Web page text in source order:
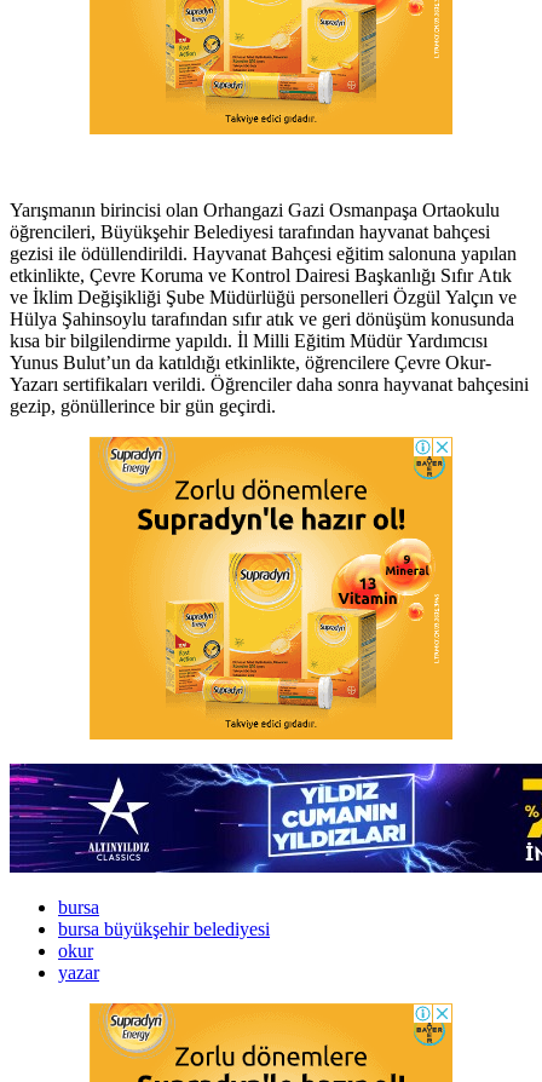
Yarışmanın birincisi olan Orhangazi Gazi Osmanpaşa Ortaokulu
öğrencileri, Büyükşehir Belediyesi tarafından hayvanat bahçesi
gezisi ile ödüllendirildi. Hayvanat Bahçesi eğitim salonuna yapılan
etkinlikte, Çevre Koruma ve Kontrol Dairesi Başkanlığı Sıfır Atık
ve İklim Değişikliği Şube Müdürlüğü personelleri Özgül Yalçın ve
Hülya Şahinsoylu tarafından sıfır atık ve geri dönüşüm konusunda
kısa bir bilgilendirme yapıldı. İl Milli Eğitim Müdür Yardımcısı
Yunus Bulut’un da katıldığı etkinlikte, öğrencilere Çevre Okur-
Yazarı sertifikaları verildi. Öğrenciler daha sonra hayvanat bahçesini
gezip, gönüllerince bir gün geçirdi.
bursa
bursa büyükşehir belediyesi
okur
yazar